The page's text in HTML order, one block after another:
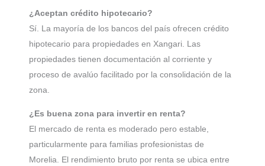
¿Aceptan crédito hipotecario?
Sí. La mayoría de los bancos del país ofrecen crédito
hipotecario para propiedades en Xangari. Las
propiedades tienen documentación al corriente y
proceso de avalúo facilitado por la consolidación de la
zona.
¿Es buena zona para invertir en renta?
El mercado de renta es moderado pero estable,
particularmente para familias profesionistas de
Morelia. El rendimiento bruto por renta se ubica entre